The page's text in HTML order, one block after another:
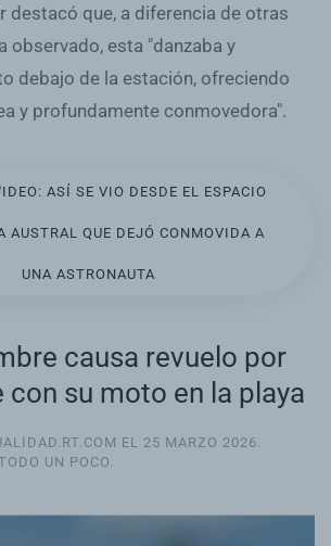
destacó que, a diferencia de otras
observado, esta "danzaba y
debajo de la estación, ofreciendo
y profundamente conmovedora".
ASÍ SE VIO DESDE EL ESPACIO
AUSTRAL QUE DEJÓ CONMOVIDA A
UNA ASTRONAUTA
causa revuelo por
con su moto en la playa
EL 25 MARZO 2026
UN POCO